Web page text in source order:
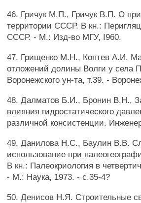
46. Гричук М.П., Гричук В.П. О
территории СССР. В кн.:
СССР. - М.: Изд-во МГУ, I960.
47. Грищенко М.Н., Коптев А.И.
отложений долины Волги у села
Воронежского ун-та, т.39. -
48. Далматов Б.И., Бронин В.Н.,
влияния гидростатического
различной консистенции.
49. Данилова Н.С., Баулин В.В.
использование при
В кн.: Палеокриология в
- М.: Наука, 1973. - с.35-4?
50. Денисов Н.Я. Строительные